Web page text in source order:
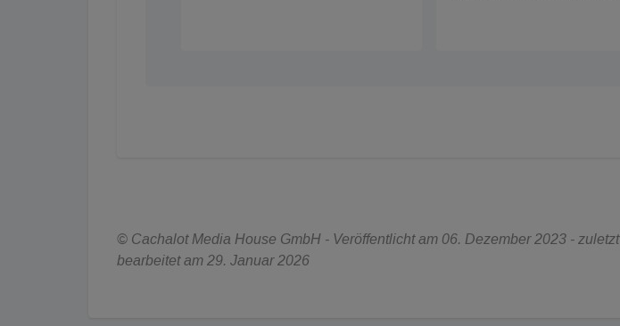
© Cachalot Media House GmbH - Veröffentlicht am 06. Dezember 2023 - zuletzt
bearbeitet am 29. Januar 2026